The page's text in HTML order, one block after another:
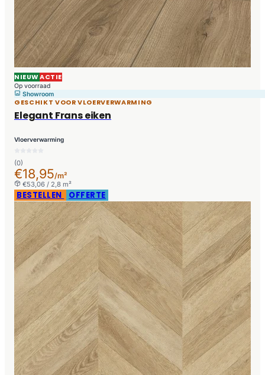
NIEUWACTIE
Op voorraad
Showroom
GESCHIKT VOOR VLOERVERWARMING
Elegant Frans eiken
Vloerverwarming
(0)
€18,95/m²
€53,06 / 2,8 m²
BESTELLEN OFFERTE